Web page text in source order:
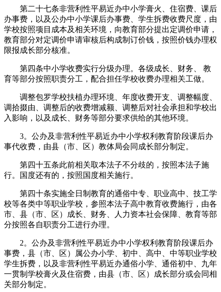
第二十七条非营利性平易近办中小学膏火、住宿费、课后
办事费，以及公办中小学课后办事费、学生拆费收费尺度，由
学校按照项目成本及相关环境，向教育部分提出定调价申请，
教育部分对定调价申请审核后构成制订价钱，按照价钱办理权
限报成长部分核准。
第四条中小学收费实行分级办理。各级成长、财务、 教
育等部分按照职责分工，配合担任学校收费办理相关工做。
调整包罗学校扶植办理环境、年度收费开支、调整幅度、
调拾掇由、调整后的收费增减额、调整后对社会承担和学校出
入影响，以及成长、财务等部分要求供给的其他环境。
3。公办及非营利性平易近办中小学权利教育阶段课后办
事代收费，由县（市、区）教体局会同成长部分制定。
第四十五条此前相关取本法子不分歧的，按照本法子施
行。国度还有的，按照国度相关施行。
第四十条实施全日制教育的通俗中专、职业高中、技工学
校等各类中等职业学校，参照本法子高中教育收费施行，由各
市、县（市、区）成长、财务、人力资本社会保障、教育等部
分按照各自职责分工进行办理。
2。公办及非营利性平易近办中小学权利教育阶段课后办
事费，县（市、区）属公办小学、初中、高中、中等职业学校
学生拆费，以及非营利性平易近办通俗小学、通俗初中、九年
一贯制学校膏火及住宿费，由县（市、区）成长部分或会同相
关部分制定。